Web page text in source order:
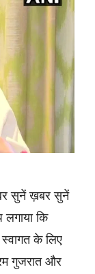
सुनें ख़बर सुनें
लगाया कि
स्वागत के लिए
गुजरात और